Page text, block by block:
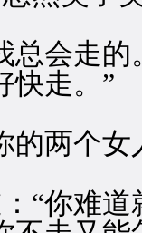
会走的
走。”
两个女
你难道